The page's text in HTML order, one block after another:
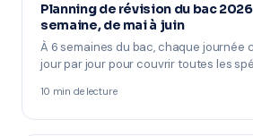
Planning de révision du bac
semaine, de mai à juin
À 6 semaines du bac, chaque journée
jour par jour pour couvrir toutes les
10 min de lecture